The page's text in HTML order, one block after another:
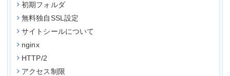
初期フォルダ
無料独自SSL設定
サイトシールについて
nginx
HTTP/2
アクセス制限